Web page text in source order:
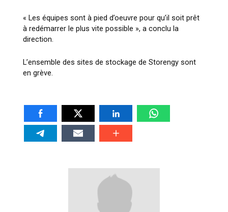
« Les équipes sont à pied d’oeuvre pour qu’il soit prêt
à redémarrer le plus vite possible », a conclu la
direction.
L’ensemble des sites de stockage de Storengy sont
en grève.